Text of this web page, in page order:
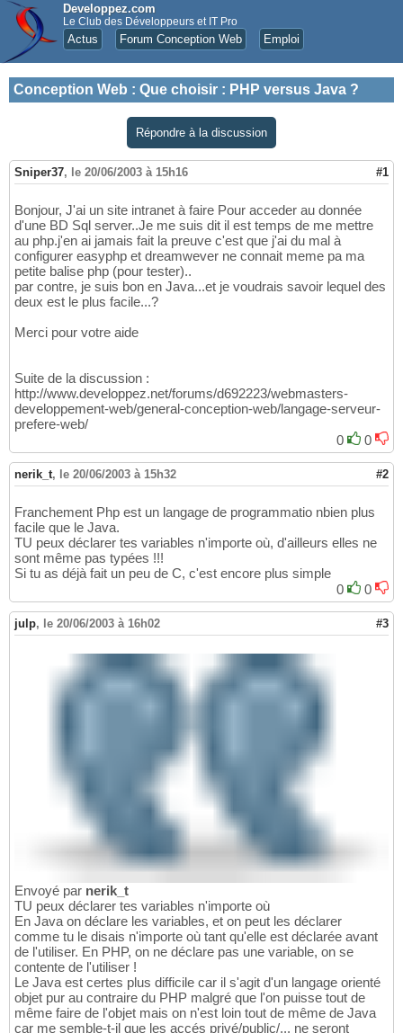
Developpez.com
Le Club des Développeurs et IT Pro
Actus Forum Conception Web Emploi
Conception Web : Que choisir : PHP versus Java ?
Répondre à la discussion
Sniper37, le 20/06/2003 à 15h16 #1
Bonjour, J'ai un site intranet à faire Pour acceder au donnée
d'une BD Sql server..Je me suis dit il est temps de me mettre
au php.j'en ai jamais fait la preuve c'est que j'ai du mal à
configurer easyphp et dreamwever ne connait meme pa ma
petite balise php (pour tester)..
par contre, je suis bon en Java...et je voudrais savoir lequel des
deux est le plus facile...?
Merci pour votre aide
Suite de la discussion :
http://www.developpez.net/forums/d692223/webmasters-
developpement-web/general-conception-web/langage-serveur-
prefere-web/
0
0
nerik_t, le 20/06/2003 à 15h32 #2
Franchement Php est un langage de programmatio nbien plus
facile que le Java.
TU peux déclarer tes variables n'importe où, d'ailleurs elles ne
sont même pas typées !!!
Si tu as déjà fait un peu de C, c'est encore plus simple
0
0
julp, le 20/06/2003 à 16h02 #3
Envoyé par nerik_t
TU peux déclarer tes variables n'importe où
En Java on déclare les variables, et on peut les déclarer
comme tu le disais n'importe où tant qu'elle est déclarée avant
de l'utiliser. En PHP, on ne déclare pas une variable, on se
contente de l'utiliser !
Le Java est certes plus difficile car il s'agit d'un langage orienté
objet pur au contraire du PHP malgré que l'on puisse tout de
même faire de l'objet mais on n'est loin tout de même de Java
car me semble-t-il que les accés privé/public/... ne seront